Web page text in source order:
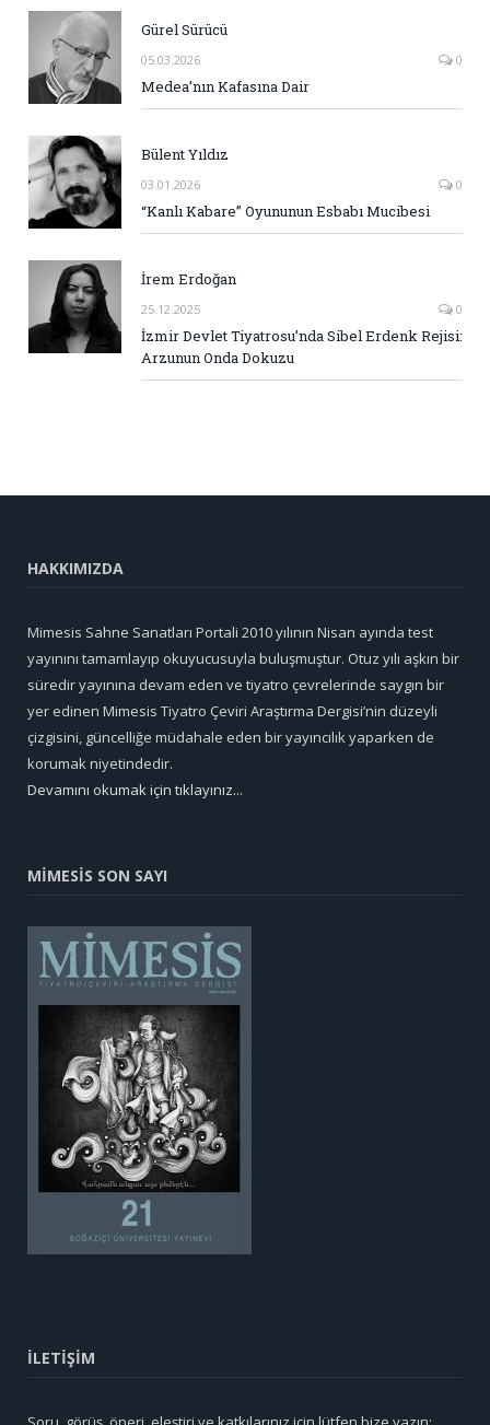
Gürel Sürücü
05.03.2026 0
Medea’nın Kafasına Dair
Bülent Yıldız
03.01.2026 0
“Kanlı Kabare” Oyununun Esbabı Mucibesi
İrem Erdoğan
25.12.2025 0
İzmir Devlet Tiyatrosu’nda Sibel Erdenk Rejisi:
Arzunun Onda Dokuzu
HAKKIMIZDA
Mimesis Sahne Sanatları Portali 2010 yılının Nisan ayında test
yayınını tamamlayıp okuyucusuyla buluşmuştur. Otuz yılı aşkın bir
süredir yayınına devam eden ve tiyatro çevrelerinde saygın bir
yer edinen Mimesis Tiyatro Çeviri Araştırma Dergisi’nin düzeyli
çizgisini, güncelliğe müdahale eden bir yayıncılık yaparken de
korumak niyetindedir.
Devamını okumak için tıklayınız...
MİMESİS SON SAYI
İLETİŞİM